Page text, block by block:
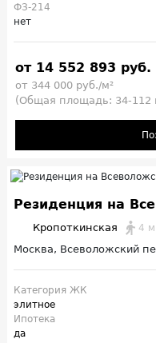
ФЗ-214
нет
от 14 552 893 руб.
от 344 000 руб./м²
(Общая площадь: 34-112
Резиденция на
Кропоткинская 4
Москва, Всеволожский
Категория ЖК
элитное
Ипотека
да